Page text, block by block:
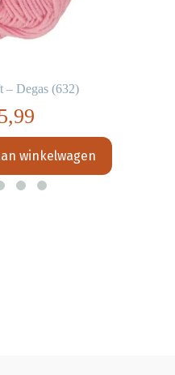
– Degas (632)
winkelwagen